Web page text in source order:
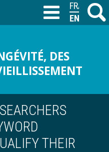
Search
M
DES
T
THEIR
FRANÇAIS
ENGLISH